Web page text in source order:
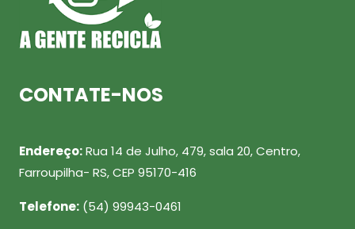
CONTATE-NOS
Endereço:Rua 14 de Julho, 479, sala 20, Centro,
Farroupilha- RS, CEP 95170-416
Telefone: (54) 99943-0461